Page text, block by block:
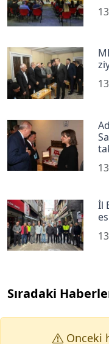
İl
Sıradaki
Onceki